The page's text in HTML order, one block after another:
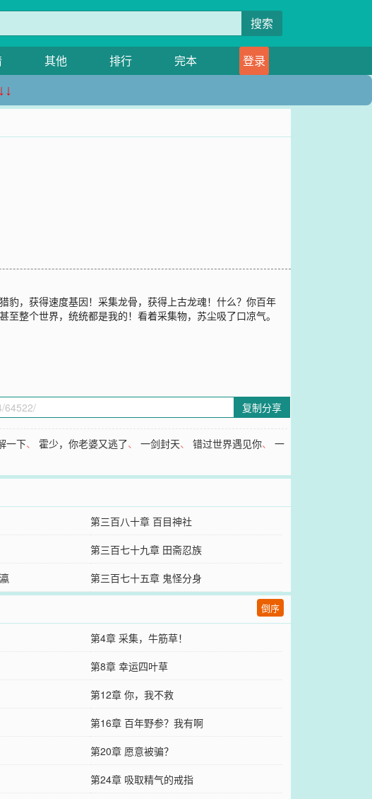
搜索
其他 排行 完本
登录
豹，获得速度基因！采集龙骨，获得上古龙魂！什么？你百年
整个世界，统统都是我的！看着采集物，苏尘吸了口凉气。
复制分享
一下、 霍少，你老婆又逃了、一剑封天、错过世界遇见你、一
第三百八十章 百目神社
第三百七十九章 田斋忍族
第三百七十五章 鬼怪分身
倒序
第4章 采集，牛筋草！
第8章 幸运四叶草
第12章 你，我不救
第16章 百年野参？我有啊
第20章 愿意被骗？
第24章 吸取精气的戒指